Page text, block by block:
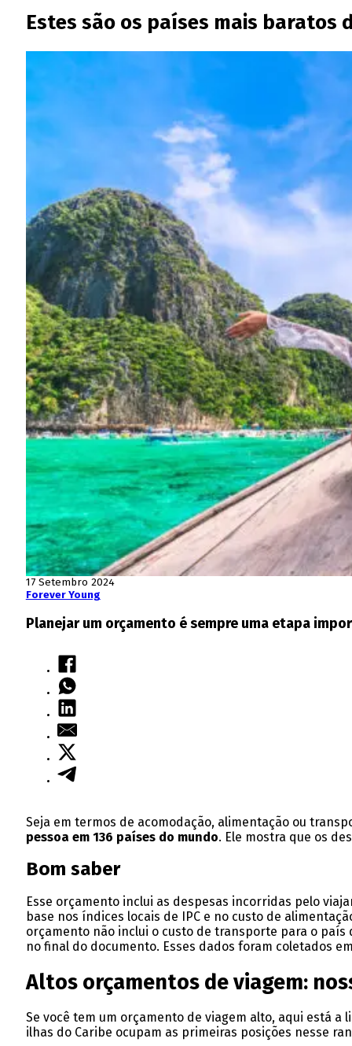
Estes são os países mais baratos
17 Setembro 2024
Forever Young
Planejar um orçamento é sempre uma etapa
Seja em termos de acomodação, alimentação ou
pessoa em 136 países do mundo. Ele mostra que os
Bom saber
Esse orçamento inclui as despesas incorridas pelo
base nos índices locais de IPC e no custo de
orçamento não inclui o custo de transporte para o
no final do documento. Esses dados foram coletados
Altos orçamentos de viagem:
Se você tem um orçamento de viagem alto, aqui está
ilhas do Caribe ocupam as primeiras posições nesse